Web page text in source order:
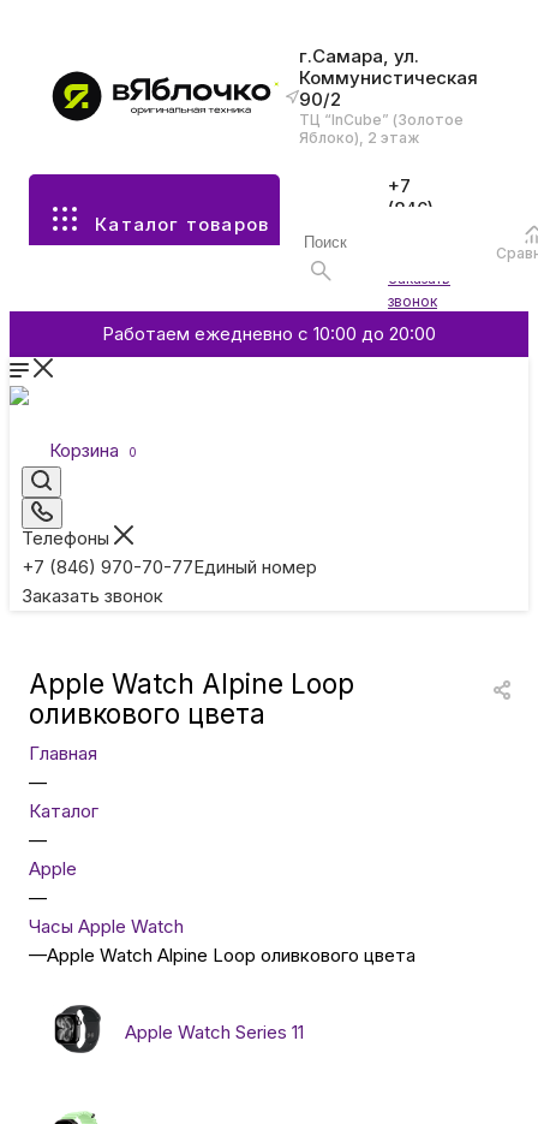
г.Самара, ул.
Коммунистическая
90/2
ТЦ “InCube” (Золотое
Яблоко), 2 этаж
Каталог товаров
+7
(846)
Заказать
звонок
Работаем ежедневно с 10:00 до 20:00
Корзина 0
Телефоны
+7 (846) 970-70-77Единый номер
Заказать звонок
Все разделы каталога
Аксессуары
Смартфоны и гаджеты
Умные кольца
Apple Watch Alpine Loop
оливкового цвета
Главная
—
Каталог
—
Apple
—
Часы Apple Watch
—Apple Watch Alpine Loop оливкового цвета
Apple Watch Series 11